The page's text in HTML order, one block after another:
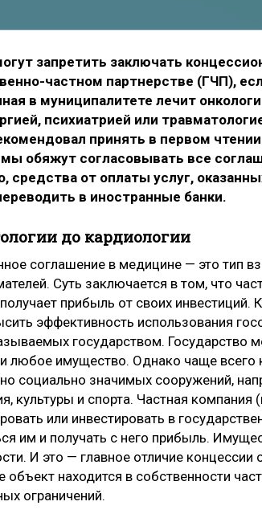
запретить заключать
частном партнерстве (ГЧП),
в муниципалитете лечит
психиатрией или
принять в первом
обяжут согласовывать все
средства от оплаты услуг,
в иностранные банки.
до кардиологии
соглашение в медицине — это тип
Суть заключается в том, что
прибыль от своих инвестиций.
эффективность использования
государством. Государство
любое имущество. Однако чаще
социально значимых сооружений,
культуры и спорта. Частная компания
или инвестировать в
им и получать с него прибыль.
И это — главное отличие
объект находится в собственности
ограничений.